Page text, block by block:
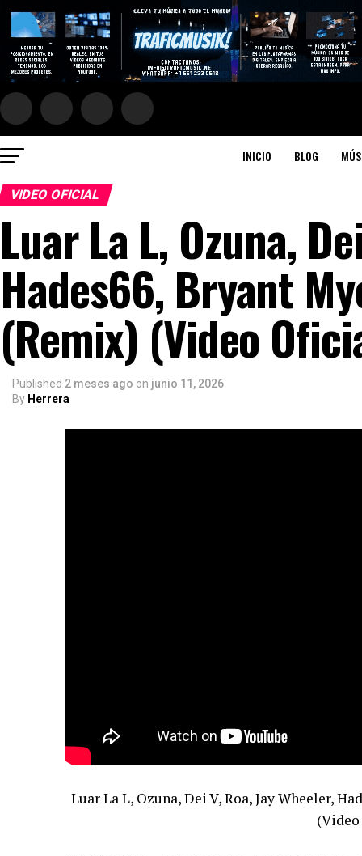
INICIO BLOG
VIDEO OFICIAL
Luar La L, Ozuna,
Hades66, Bryant
(Remix) (Video
Published 2 meses ago on junio 11, 2026
By Herrera
Luar La L, Ozuna, Dei V, Roa, Jay Wheeler,